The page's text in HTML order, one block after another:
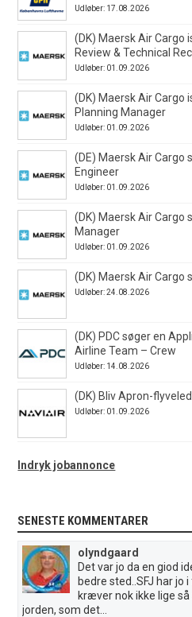
Udløber: 17.08.2026
(DK) Maersk Air Cargo
Review & Technical
Udløber: 01.09.2026
(DK) Maersk Air Cargo
Planning Manager
Udløber: 01.09.2026
(DE) Maersk Air Cargo
Engineer
Udløber: 01.09.2026
(DK) Maersk Air Cargo
Manager
Udløber: 01.09.2026
(DK) Maersk Air Cargo
Udløber: 24.08.2026
(DK) PDC søger en
Airline Team – Crew
Udløber: 14.08.2026
(DK) Bliv Apron-
Udløber: 01.09.2026
Indryk jobannonce
SENESTE KOMMENTARER
olyndgaard
Det var jo da en giod
bedre sted..SFJ har
kræver nok ikke lige
jorden, som det...